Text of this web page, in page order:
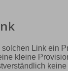
Link ein
kleine